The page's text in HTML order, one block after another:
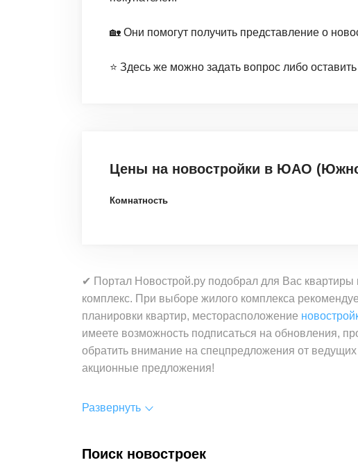
🏡 Они помогут получить представление о
⭐️ Здесь же можно задать вопрос либо
Цены на новостройки в ЮАО
Комнатность
✔ Портал Новострой.ру подобрал для Вас
комплекс. При выборе жилого комплекса
планировки квартир, месторасположение
имеете возможность подписаться на обновления,
обратить внимание на спецпредложения от
акционные предложения!
Развернуть
Поиск новостроек